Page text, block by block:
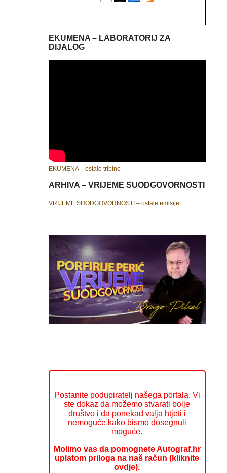
EKUMENA – LABORATORIJ ZA
DIJALOG
EKUMENA – ostale tribine
ARHIVA – VRIJEME SUODGOVORNOSTI
VRIJEME SUODGOVORNOSTI – ostale emisije
Postanite podupiratelj našega portala. Vi
ste dokaz da možemo stvarati bolje
društvo i da ponekad valja htjeti i
nemoguće kako bismo dosegnuli
moguće.
Molimo vas da pomognete Autograf.hr
uplatom priloga na naš račun (kliknite
ovdje).